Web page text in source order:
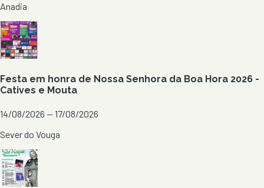
Anadia
Festa em honra de Nossa Senhora da Boa Hora 2026 -
Catives e Mouta
14/08/2026 — 17/08/2026
Sever do Vouga